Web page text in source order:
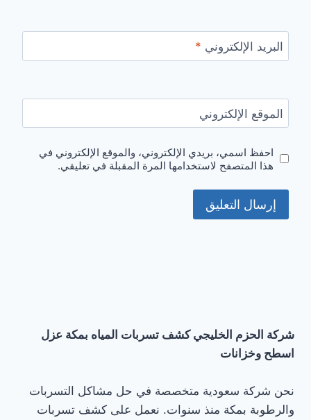
البريد الإلكتروني *
الموقع الإلكتروني
احفظ اسمي، بريدي الإلكتروني، والموقع الإلكتروني في
هذا المتصفح لاستخدامها المرة المقبلة في تعليقي.
شركة الحزم الخليجي كشف تسربات المياه بمكة عزل
اسطح وخزانات
نحن شركة سعودية متخصصة في حل مشاكل التسربات
والرطوبة بمكة منذ سنوات. نعمل على كشف تسربات